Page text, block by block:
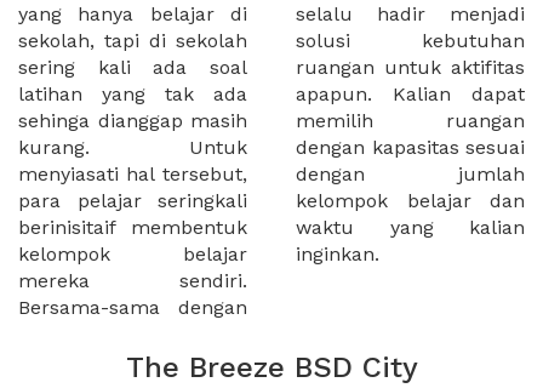
yang hanya belajar di
sekolah, tapi di sekolah
sering kali ada soal
latihan yang tak ada
sehinga dianggap masih
kurang. Untuk
menyiasati hal tersebut,
para pelajar seringkali
berinisitaif membentuk
kelompok belajar
mereka sendiri.
Bersama-sama dengan
selalu hadir menjadi
solusi kebutuhan
ruangan untuk aktifitas
apapun. Kalian dapat
memilih ruangan
dengan kapasitas sesuai
dengan jumlah
kelompok belajar dan
waktu yang kalian
inginkan.
The Breeze BSD City